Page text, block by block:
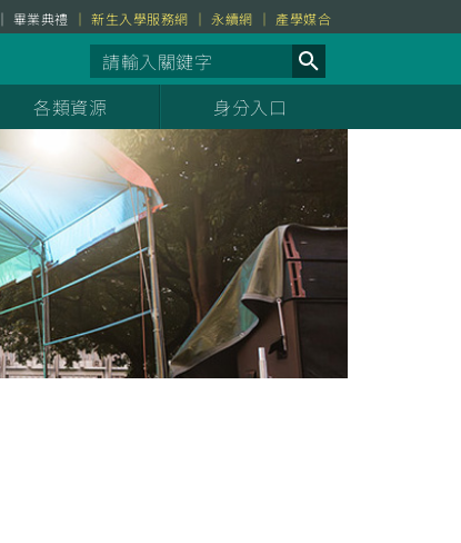
畢業典禮 新生入學服務網 永續網 產學媒合
各類資源 身分入口